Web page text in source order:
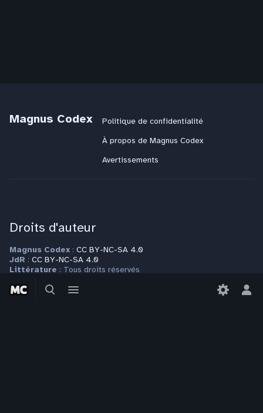
BasculerBasculer
le
Magnus Codex
Politique de confidentialité
À propos de Magnus Codex
Avertissements
Droits d'auteur
Magnus Codex : CC BY-NC-SA 4.0
JdR : CC BY-NC-SA 4.0
Littérature : Tous droits réservés
Autres espaces de nom